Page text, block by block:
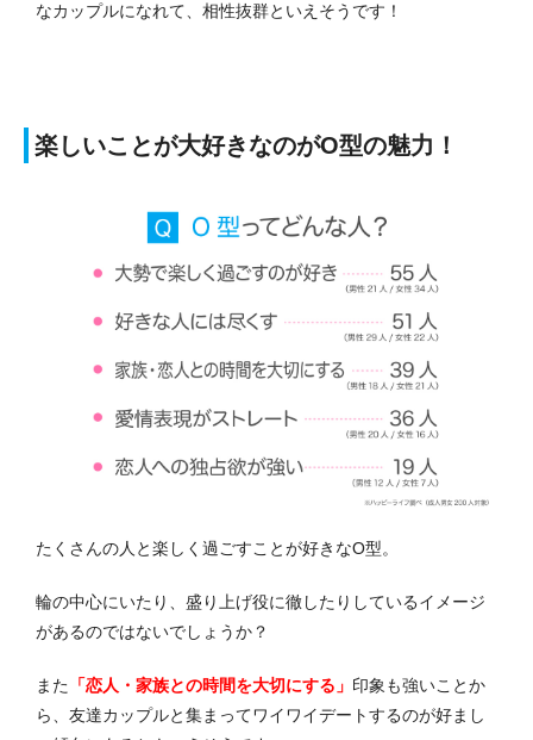
なカップルになれて、相性抜群といえそうです！
楽しいことが大好きなのがO型の魅力！
たくさんの人と楽しく過ごすことが好きなO型。
輪の中心にいたり、盛り上げ役に徹したりしているイメージ
があるのではないでしょうか？
また 「恋人・家族との時間を大切にする」 印象も強いことか
ら、友達カップルと集まってワイワイデートするのが好まし